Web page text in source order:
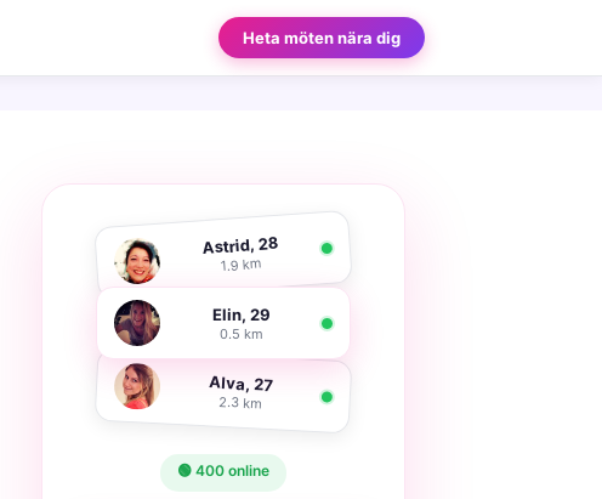
Heta möten nära dig
Astrid, 28
1.9 km
Elin, 29
0.5 km
Alva, 27
2.3 km
🟢 400 online